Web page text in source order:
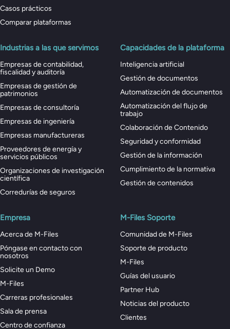
Casos prácticos
Comparar plataformas
Industrias a las que servimos
Empresas de contabilidad,
fiscalidad y auditoría
Empresas de gestión de
patrimonios
Empresas de consultoría
Empresas de ingeniería
Empresas manufactureras
Proveedores de energía y
servicios públicos
Organizaciones de investigación
científica
Corredurías de seguros
Capacidades de la plataforma
Inteligencia artificial
Gestión de documentos
Automatización de documentos
Automatización del flujo de
trabajo
Colaboración de Contenido
Seguridad y conformidad
Gestión de la información
Cumplimiento de la normativa
Gestión de contenidos
Empresa
Acerca de M-Files
Póngase en contacto con
nosotros
Solicite un Demo
M-Files
Carreras profesionales
Sala de prensa
Centro de confianza
M-Files Soporte
Comunidad de M-Files
Soporte de producto
M-Files
Guías del usuario
Partner Hub
Noticias del producto
Clientes